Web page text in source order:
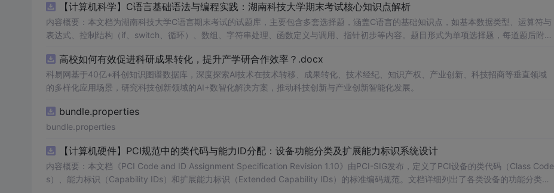
【计算机科学】C语言基础语法与编程实践：湖南科技大学期末考试核心知识点解析
内容概要：本文档为湖南科技大学C语言期末考试的试题库，主要包含多套选择题，涵盖C语言的基础知识点，如基本数据类型、运算符与
表达式、控制结构（if、switch、循环）、数组、字符串处理、函数定义与调用、指针初步等内容。题目形式为单项选择题，每道题后附有
程的学生，特别是准备期末考试或需要强化基础知识的初学者。; 使用场景及目标：①用于考前复习，检验对C语言核心概念的掌握程度；
②辅助教师出题或课堂教学练习；③通过反复练习提高编程思维与代码逻辑分析能力。; 阅读建议：建议结合教材和上机实践进行练习，
重点关注易错题和涉及复杂逻辑控制的题目，理解每道题背后的程序执行流程，以达到真正掌握语言特性的目的。
高校如何有效促进科研成果转化，提升产学研合作效率？.docx
科易网基于40亿+科创知识图谱数据库，深度探索AI技术在技术转移、成果转化、技术经纪、知识产权、产业创新、科技招商等垂直领域
的多样化应用场景，研究科技创新领域的AI+数智化解决方案，推动科技创新与产业创新智能化发展。
bundle.properties
bundle.properties
【计算机硬件】PCI规范中的类代码与能力ID分配：设备功能分类及扩展能力标识系统设计
内容概要：本文档《PCI Code and ID Assignment Specification Revision 1.10》由PCI-SIG发布，定义了PCI设备的类代码（Class Code
s）、能力标识（Capability IDs）和扩展能力标识（Extended Capability IDs）的标准编码规范。文档详细列出了各类设备的功能分类，